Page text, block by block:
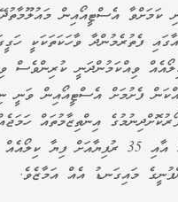
ކަމަށްވާ އެސްޓީއޯއިން
ފެތުރެމުންދާ ވާހަކަތަކަކީ
ފެށުމަށް އެސްޓީއޯއިން ވަނީ
އިންތިޒާމުތައް
ބައެއް އާންމު ފިހާރަތަކުން 30
މައިގަނޑު އެއް އަމާޒެވެ.